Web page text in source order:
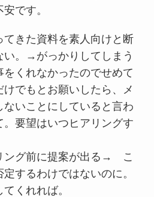
です。
きた資料を素人向けと断
い。→がっかりしてしまう
くれなかったのでせめて
でもとお願いしたら、メ
いことにしていると言わ
要望はいつヒアリングす
ング前に提案が出る→ こ
するわけではないのに。
くれれば。